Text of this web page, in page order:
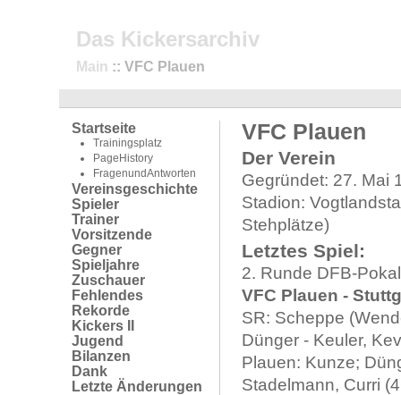
Das Kickersarchiv
Main :: VFC Plauen
Startseite
Trainingsplatz
PageHistory
FragenundAntworten
Vereinsgeschichte
Spieler
Trainer
Vorsitzende
Gegner
Spieljahre
Zuschauer
Fehlendes
Rekorde
Kickers II
Jugend
Bilanzen
Dank
Letzte Änderungen
VFC Plauen
Der Verein
Gegründet: 27. Mai
Stadion:
Stehplätze)
Letztes Spiel:
2. Runde DFB-
VFC Plauen -
SR: Scheppe
Dünger - Keuler,
Plauen: Kunze;
Stadelmann, Curri